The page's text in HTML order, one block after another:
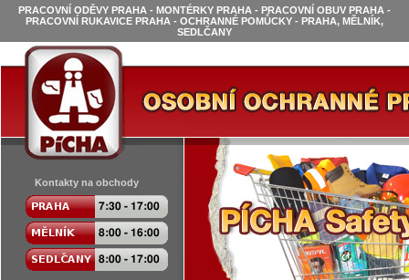
PRACOVNÍ ODĚVY PRAHA - MONTÉRKY PRAHA - PRACOVNÍ OBUV PRAHA -
PRACOVNÍ RUKAVICE PRAHA - OCHRANNÉ POMŮCKY - PRAHA, MĚLNÍK,
SEDLČANY
Kontakty na obchody